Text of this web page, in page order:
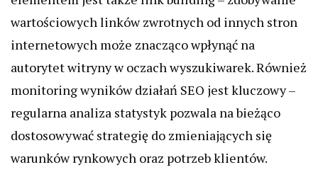
wartościowych linków zwrotnych od innych stron
internetowych może znacząco wpłynąć na
autorytet witryny w oczach wyszukiwarek. Również
monitoring wyników działań SEO jest kluczowy –
regularna analiza statystyk pozwala na bieżąco
dostosowywać strategię do zmieniających się
warunków rynkowych oraz potrzeb klientów.